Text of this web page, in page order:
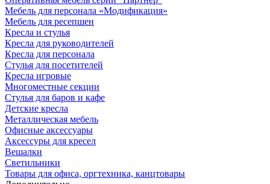
Мебель для персонала «Модификация»
Мебель для ресепшен
Кресла и стулья
Кресла для руководителей
Кресла для персонала
Стулья для посетителей
Кресла игровые
Многоместные секции
Стулья для баров и кафе
Детские кресла
Металлическая мебель
Офисные аксессуары
Аксессуры для кресел
Вешалки
Светильники
Товары для офиса, оргтехника, канцтовары